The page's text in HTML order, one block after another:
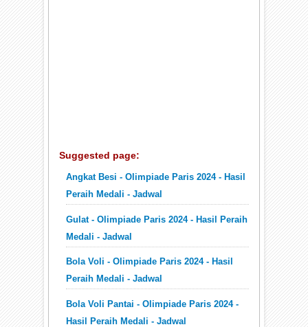
Suggested page:
Angkat Besi - Olimpiade Paris 2024 - Hasil
Peraih Medali - Jadwal
Gulat - Olimpiade Paris 2024 - Hasil Peraih
Medali - Jadwal
Bola Voli - Olimpiade Paris 2024 - Hasil
Peraih Medali - Jadwal
Bola Voli Pantai - Olimpiade Paris 2024 -
Hasil Peraih Medali - Jadwal